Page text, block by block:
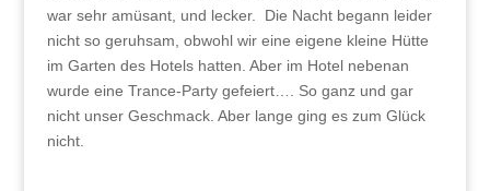
war sehr amüsant, und lecker. Die Nacht begann leider
nicht so geruhsam, obwohl wir eine eigene kleine Hütte
im Garten des Hotels hatten. Aber im Hotel nebenan
wurde eine Trance-Party gefeiert…. So ganz und gar
nicht unser Geschmack. Aber lange ging es zum Glück
nicht.